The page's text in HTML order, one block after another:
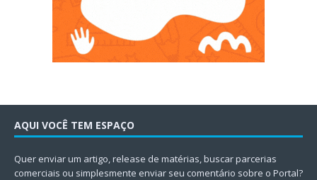
AQUI VOCÊ TEM ESPAÇO
Quer enviar um artigo, release de matérias, buscar parcerias
comerciais ou simplesmente enviar seu comentário sobre o Portal?